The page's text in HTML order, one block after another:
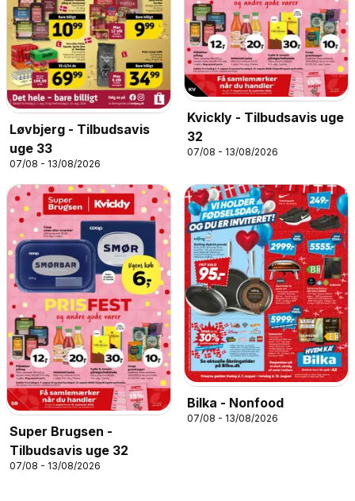
Løvbjerg - Tilbudsavis
uge 33
07/08 - 13/08/2026
Kvickly - Tilbudsavis uge
32
07/08 - 13/08/2026
Super Brugsen -
Tilbudsavis uge 32
07/08 - 13/08/2026
Bilka - Nonfood
07/08 - 13/08/2026